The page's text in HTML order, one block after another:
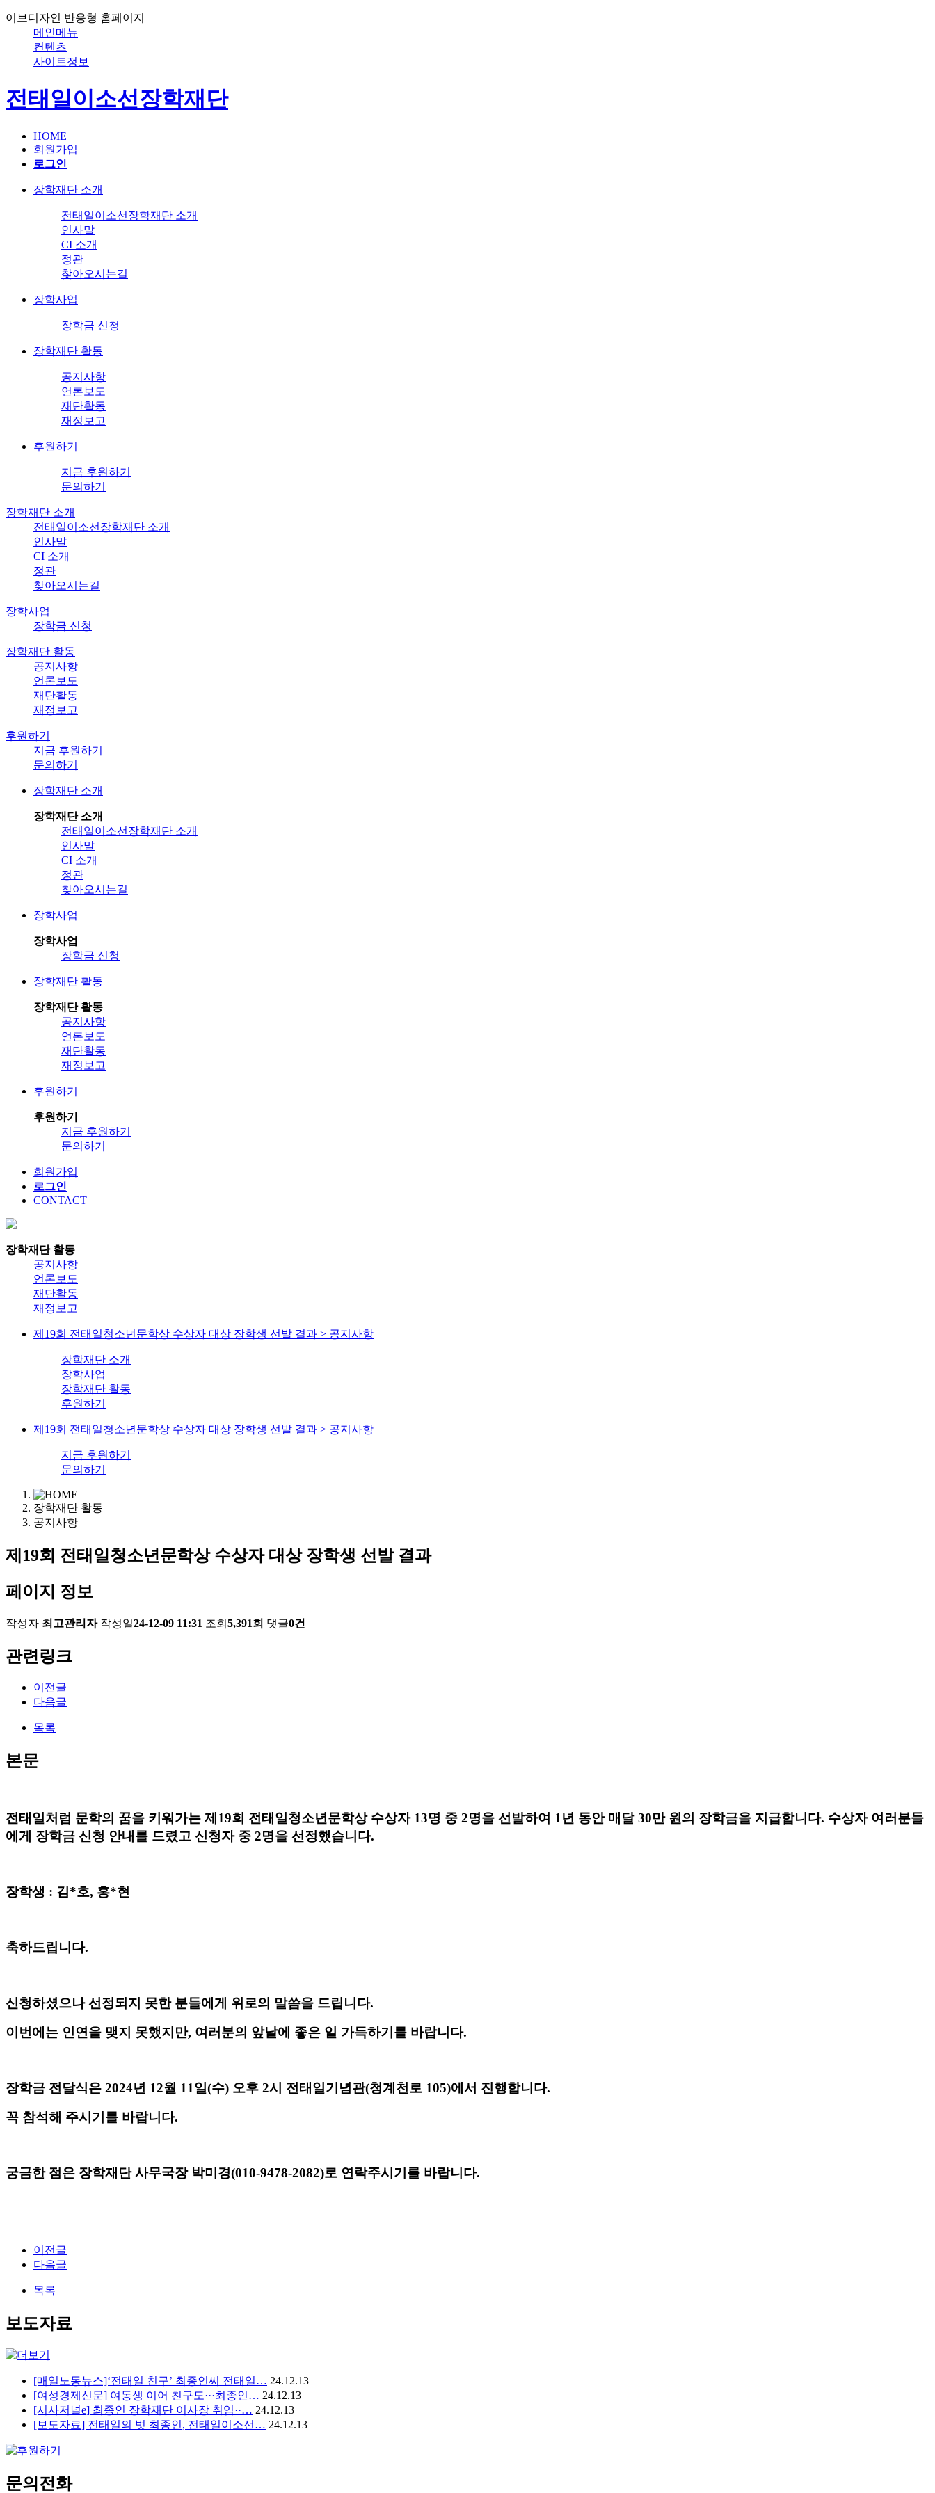
이브디자인 반응형 홈페이지
메인메뉴
컨텐츠
사이트정보
전태일이소선장학재단
HOME
회원가입
로그인
장학재단 소개
전태일이소선장학재단 소개
인사말
CI 소개
정관
찾아오시는길
장학사업
장학금 신청
장학재단 활동
공지사항
언론보도
재단활동
재정보고
후원하기
지금 후원하기
문의하기
장학재단 소개
전태일이소선장학재단 소개
인사말
CI 소개
정관
찾아오시는길
장학사업
장학금 신청
장학재단 활동
공지사항
언론보도
재단활동
재정보고
후원하기
지금 후원하기
문의하기
장학재단 소개
장학재단 소개
전태일이소선장학재단 소개
인사말
CI 소개
정관
찾아오시는길
장학사업
장학사업
장학금 신청
장학재단 활동
장학재단 활동
공지사항
언론보도
재단활동
재정보고
후원하기
후원하기
지금 후원하기
문의하기
회원가입
로그인
CONTACT
장학재단 활동
공지사항
언론보도
재단활동
재정보고
제19회 전태일청소년문학상 수상자 대상 장학생 선발 결과 > 공지사항
장학재단 소개
장학사업
장학재단 활동
후원하기
제19회 전태일청소년문학상 수상자 대상 장학생 선발 결과 > 공지사항
지금 후원하기
문의하기
장학재단 활동
공지사항
제19회 전태일청소년문학상 수상자 대상 장학생 선발 결과
페이지 정보
작성자 최고관리자 작성일24-12-09 11:31 조회 5,391회 댓글0건
관련링크
이전글
다음글
목록
본문
전태일처럼 문학의 꿈을 키워가는 제 19회 전태일청소년문학상 수상자 13명 중 2명을 선발하여 1년 동안 매달30만 원의 장학금을 지급합니다. 수상자 여러분들
에게 장학금 신청 안내를 드렸고 신청자 중 2명을 선정했습니다.
장학생 : 김*호, 홍*현
축하드립니다.
신청하셨으나 선정되지 못한 분들에게 위로의 말씀을 드립니다.
이번에는 인연을 맺지 못했지만, 여러분의 앞날에 좋은 일 가득하기를 바랍니다.
장학금 전달식은 2024년 12월 11일(수) 오후 2시 전태일기념관(청계천로 105)에서 진행합니다.
꼭 참석해 주시기를 바랍니다.
궁금한 점은 장학재단 사무국장 박미경(010-9478-2082)로 연락주시기를 바랍니다.
이전글
다음글
목록
보도자료
[매일노동뉴스]‘전태일 친구’ 최종인씨 전태일… 24.12.13
[여성경제신문] 여동생 이어 친구도···최종인… 24.12.13
[시사저널e] 최종인 장학재단 이사장 취임··… 24.12.13
[보도자료] 전태일의 벗 최종인, 전태일이소선… 24.12.13
문의전화